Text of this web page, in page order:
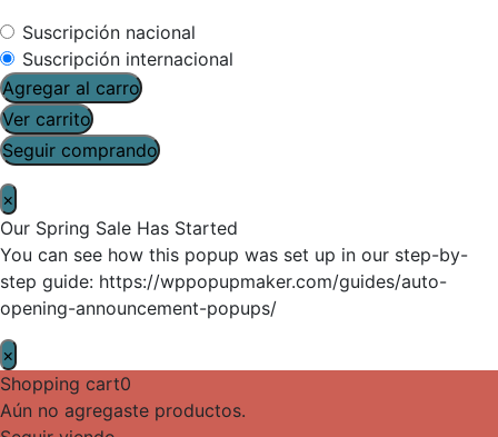
Suscripción nacional
Suscripción internacional
Agregar al carro
Ver carrito
Seguir comprando
×
Our Spring Sale Has Started
You can see how this popup was set up in our step-by-
step guide: https://wppopupmaker.com/guides/auto-
opening-announcement-popups/
×
Shopping cart0
Aún no agregaste productos.